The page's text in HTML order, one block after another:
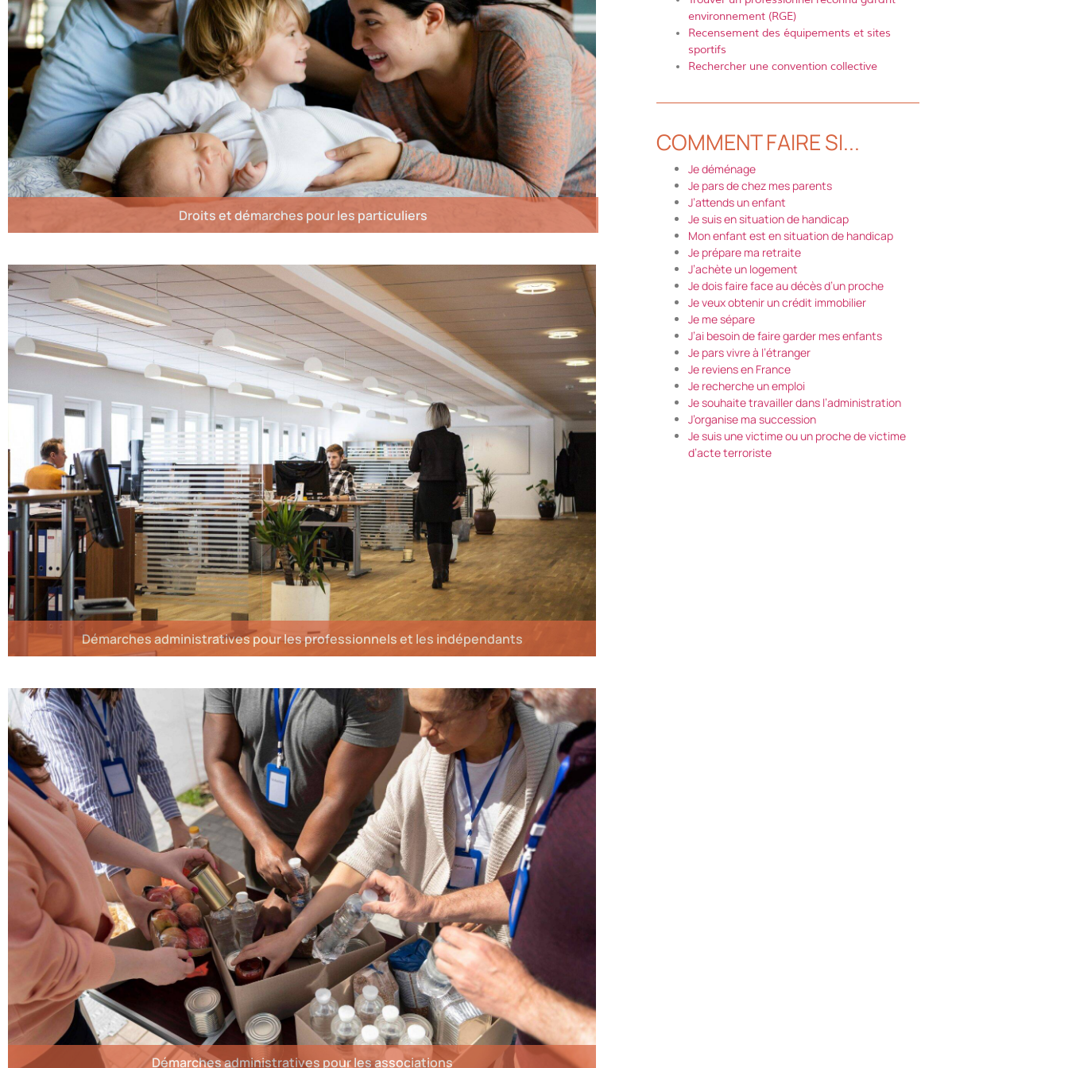
Droits et démarches pour les particuliers
Démarches administratives pour les professionnels et les indépendants
Démarches administratives pour les associations
environnement (RGE)
Recensement des équipements et sites
sportifs
Rechercher une convention collective
COMMENT FAIRE SI...
Je déménage
Je pars de chez mes parents
J’attends un enfant
Je suis en situation de handicap
Mon enfant est en situation de handicap
Je prépare ma retraite
J’achète un logement
Je dois faire face au décès d’un proche
Je veux obtenir un crédit immobilier
Je me sépare
J’ai besoin de faire garder mes enfants
Je pars vivre à l’étranger
Je reviens en France
Je recherche un emploi
Je souhaite travailler dans l’administration
J’organise ma succession
Je suis une victime ou un proche de victime
d’acte terroriste